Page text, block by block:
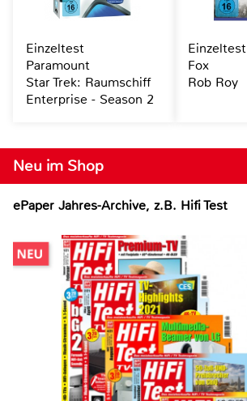
Neu im Shop
ePaper Jahres-Archive, z.B. Hifi Test
Einzeltest
Paramount
Star Trek: Raumschiff
Enterprise - Season 2
Einzeltest
Fox
Rob Roy